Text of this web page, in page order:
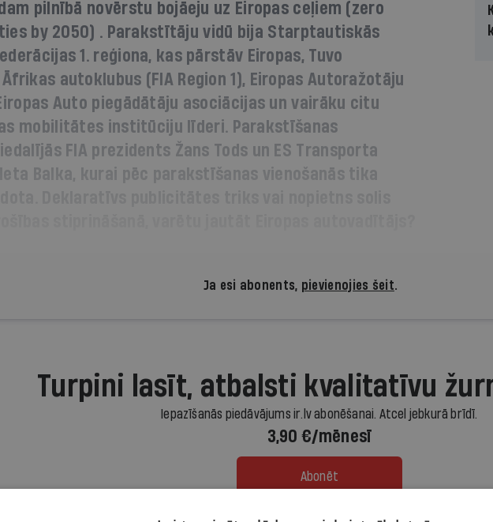
pilnībā novērstu bojāeju uz Eiropas ceļiem (zero
by 2050) . Parakstītāju vidū bija Starptautiskās
1. reģiona, kas pārstāv Eiropas, Tuvo
autoklubus (FIA Region 1), Eiropas Autoražotāju
Auto piegādātāju asociācijas un vairāku citu
mobilitātes institūciju līderi. Parakstīšanas
FIA prezidents Žans Tods un ES Transporta
Balka, kurai pēc parakstīšanas vienošanās tika
Ja esi abonents, pievienojies šeit.
Turpini lasīt, atbalsti kvalitatīvu
Iepazīšanās piedāvājums ir.lv abonēšanai. Atcel jebkurā brīdī.
3,90 €/mēnesī
Abonēt